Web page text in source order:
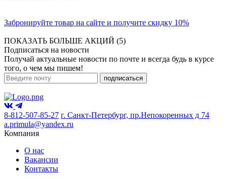
Забронируйте товар на сайте и получите скидку 10%
ПОКАЗАТЬ БОЛЬШЕ АКЦИЙ (5)
Подписаться на новости
Получай актуальные новости по почте и всегда будь в курсе
того, о чем мы пишем!
подписаться
8-812-507-85-27 г. Санкт-Петербург, пр.Непокоренных д 74
a.primula@yandex.ru
Компания
О нас
Вакансии
Контакты